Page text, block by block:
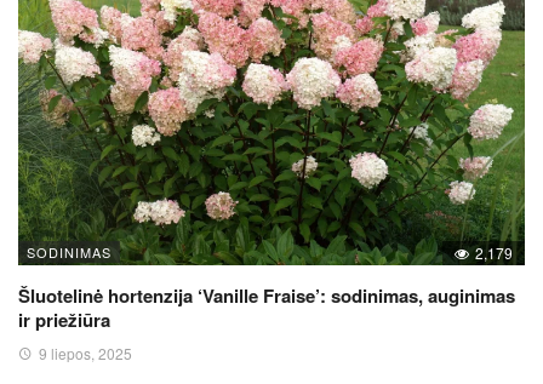
SODINIMAS 2,179
Šluotelinė hortenzija ‘Vanille Fraise’: sodinimas, auginimas
ir priežiūra
9 liepos, 2025